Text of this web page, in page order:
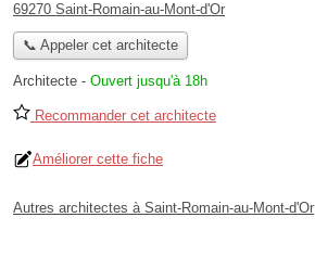
69270 Saint-Romain-au-Mont-d'Or
📞 Appeler cet architecte
Architecte - Ouvert jusqu'à 18h
Recommander cet architecte
Améliorer cette fiche
Autres architectes à Saint-Romain-au-Mont-d'Or